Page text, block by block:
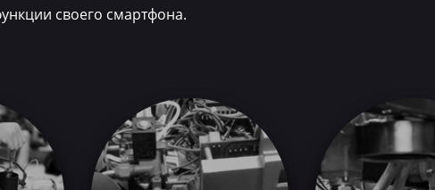
своего смартфона.